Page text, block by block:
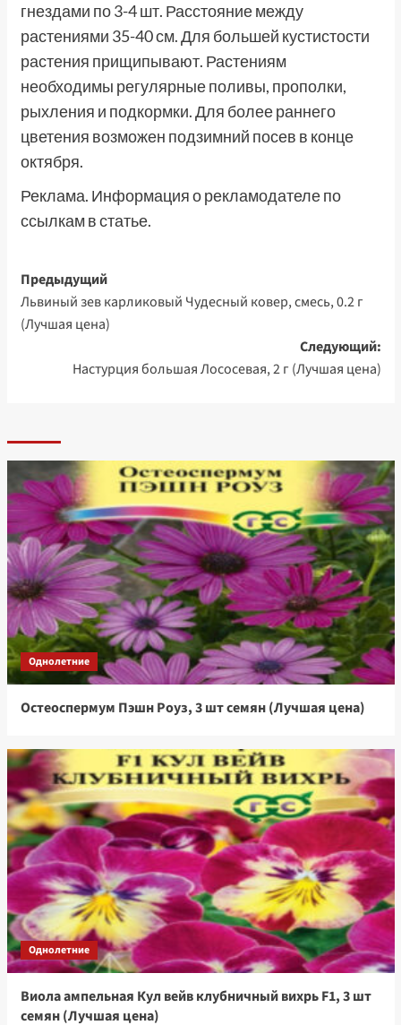
гнездами по 3-4 шт. Расстояние между
растениями 35-40 см. Для большей кустистости
растения прищипывают. Растениям
необходимы регулярные поливы, прополки,
рыхления и подкормки. Для более раннего
цветения возможен подзимний посев в конце
октября.
Реклама. Информация о рекламодателе по
ссылкам в статье.
Навигация
записи
Предыдущий
Львиный зев карликовый Чудесный ковер, смесь, 0.2 г
(Лучшая цена)
Следующий:
Настурция большая Лососевая, 2 г (Лучшая цена)
Однолетние
Остеоспермум Пэшн Роуз, 3 шт семян (Лучшая цена)
Однолетние
Виола ампельная Кул вейв клубничный вихрь F1, 3 шт
семян (Лучшая цена)